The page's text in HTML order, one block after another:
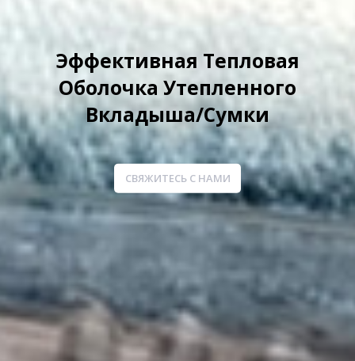
Нет Расслаивания От Пены
Bubble И EPE
СВЯЖИТЕСЬ С НАМИ